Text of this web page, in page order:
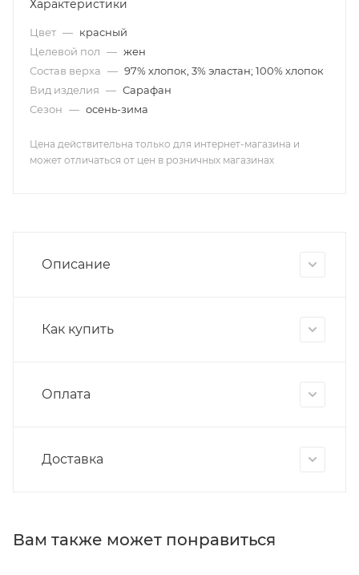
Характеристики
Цвет — красный
Целевой пол — жен
Состав верха — 97% хлопок, 3% эластан; 100% хлопок
Вид изделия — Сарафан
Сезон — осень-зима
Цена действительна только для интернет-магазина и
может отличаться от цен в розничных магазинах
Описание
Как купить
Оплата
Доставка
Вам также может понравиться